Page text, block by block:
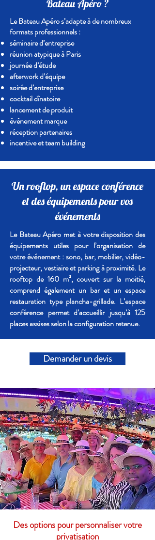
Bateau Apéro ?
Le Bateau Apéro s’adapte à de nombreux
formats professionnels :
séminaire d’entreprise
réunion atypique à Paris
journée d’étude
afterwork d’équipe
soirée d’entreprise
cocktail dînatoire
lancement de produit
événement marque
réception partenaires
incentive et team building
Unrooftop, un espace conférence
et des équipements pour vos
événements
Le Bateau Apéro met à votre disposition des
équipements utiles pour l’organisation de
votre événement : sono, bar, mobilier, vidéo-
projecteur, vestiaire et parking à proximité. Le
rooftop de 160 m², couvert sur la moitié,
comprend également un bar et un espace
restauration type plancha-grillade. L’espace
conférence permet d’accueillir jusqu’à 125
places assises selon la configuration retenue.
Demander un devis
Des options pour personnaliser votre
privatisation